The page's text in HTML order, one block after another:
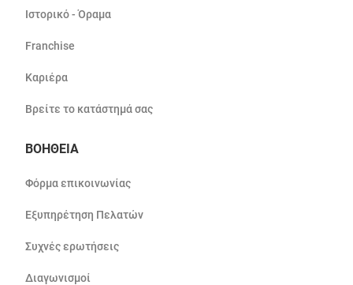
Ιστορικό - Όραμα
Franchise
Καριέρα
Βρείτε το κατάστημά σας
ΒΟΗΘΕΙΑ
Φόρμα επικοινωνίας
Εξυπηρέτηση Πελατών
Συχνές ερωτήσεις
Διαγωνισμοί